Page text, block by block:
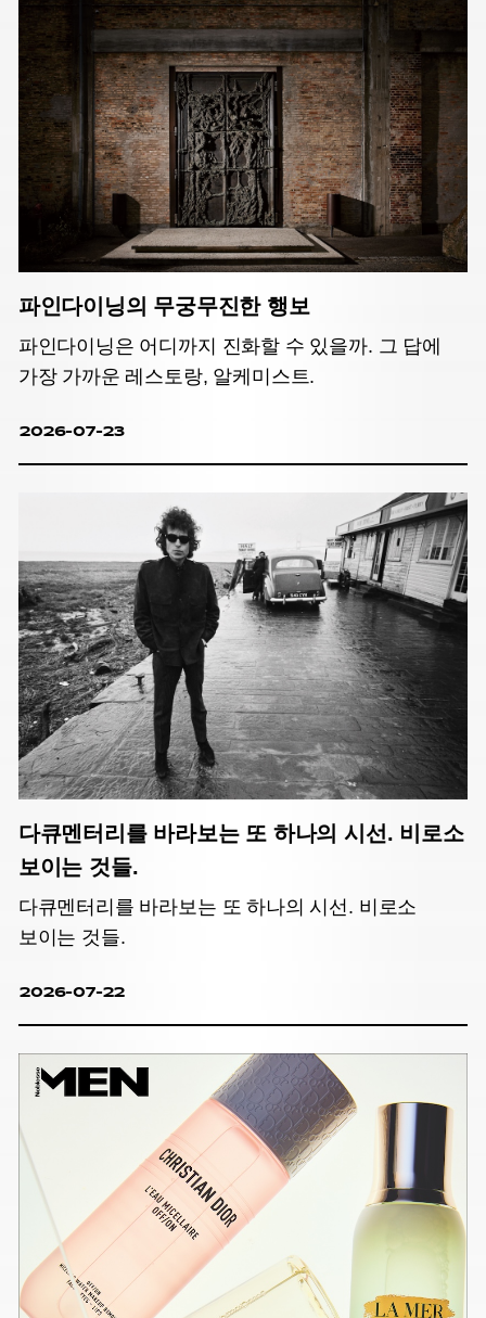
파인다이닝의 무궁무진한 행보
파인다이닝은 어디까지 진화할 수 있을까. 그 답에
가장 가까운 레스토랑, 알케미스트.
2026-07-23
다큐멘터리를 바라보는 또 하나의 시선. 비로소
보이는 것들.
다큐멘터리를 바라보는 또 하나의 시선. 비로소
보이는 것들.
2026-07-22